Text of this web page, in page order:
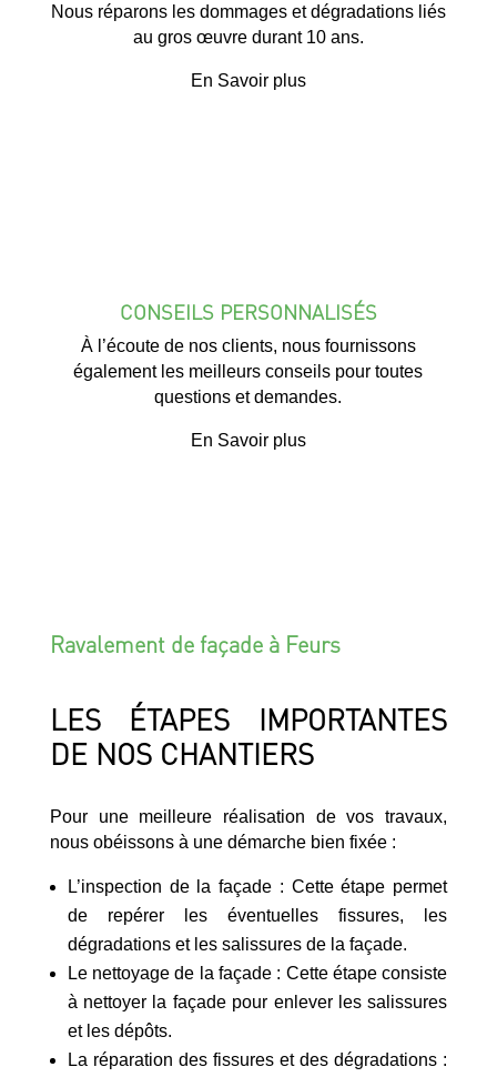
Nous réparons les dommages et dégradations liés
au gros œuvre durant 10 ans.
En Savoir plus
CONSEILS PERSONNALISÉS
À l’écoute de nos clients, nous fournissons
également les meilleurs conseils pour toutes
questions et demandes.
En Savoir plus
Ravalement de façade à Feurs
LES ÉTAPES IMPORTANTES
DE NOS CHANTIERS
Pour une meilleure réalisation de vos travaux,
nous obéissons à une démarche bien fixée :
L’inspection de la façade : Cette étape permet
de repérer les éventuelles fissures, les
dégradations et les salissures de la façade.
Le nettoyage de la façade : Cette étape consiste
à nettoyer la façade pour enlever les salissures
et les dépôts.
La réparation des fissures et des dégradations :